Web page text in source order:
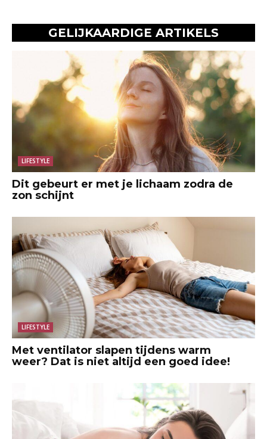
GELIJKAARDIGE ARTIKELS
LIFESTYLE
Dit gebeurt er met je lichaam zodra de
zon schijnt
LIFESTYLE
Met ventilator slapen tijdens warm
weer? Dat is niet altijd een goed idee!